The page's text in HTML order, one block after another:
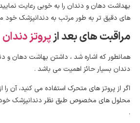
بهداشت دهان و دندان را به خوبی رعایت
های دقیق تر به طور مرتب به دندانپزشک خود
مراقبت های بعد ازپروتز دندان
همانطور که اشاره شد ، داشتن بهاشت دهان و
دندان بسیار حائز اهمیت می باشد .
اگر از پروتز های متحرک استفاده می کنید، آن را
محلول های مخصوص طبق نظر دندانپزشک
.